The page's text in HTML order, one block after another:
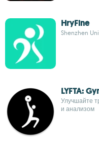
HryFine
Shenzhen
LYFTA:
Улучшайте
и анализом